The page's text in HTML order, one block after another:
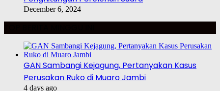
December 6, 2024
GAN Sambangi Kejagung, Pertanyakan Kasus
Perusakan Ruko di Muaro Jambi
4 days ago